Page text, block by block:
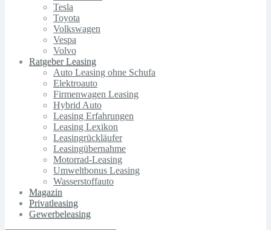
Tesla
Toyota
Volkswagen
Vespa
Volvo
Ratgeber Leasing
Auto Leasing ohne Schufa
Elektroauto
Firmenwagen Leasing
Hybrid Auto
Leasing Erfahrungen
Leasing Lexikon
Leasingrückläufer
Leasingübernahme
Motorrad-Leasing
Umweltbonus Leasing
Wasserstoffauto
Magazin
Privatleasing
Gewerbeleasing